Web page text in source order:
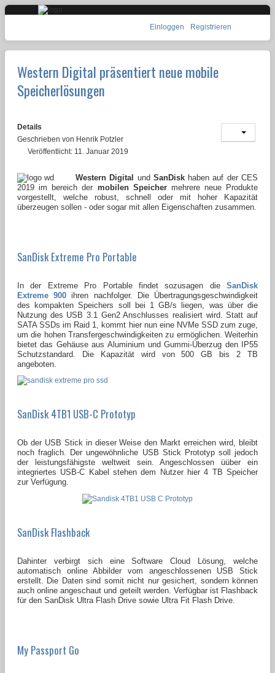
Einloggen Registrieren
Western Digital präsentiert neue mobile
Speicherlösungen
Details
Geschrieben von Henrik Potzler
Veröffentlicht: 11. Januar 2019
Western Digital und SanDiskhaben auf der CES
2019 im bereich der mobilen Speichermehrere neue Produkte
vorgestellt, welche robust, schnell oder mit hoher Kapazität
überzeugen sollen - oder sogar mit allen Eigenschaften zusammen.
SanDisk Extreme Pro Portable
In der Extreme Pro Portable findet sozusagen die SanDisk
Extreme 900 ihren nachfolger. Die Übertragungsgeschwindigkeit
des kompakten Speichers soll bei 1 GB/s liegen, was über die
Nutzung des USB 3.1 Gen2 Anschlusses realisiert wird. Statt auf
SATA SSDs im Raid 1, kommt hier nun eine NVMe SSD zum zuge,
um die hohen Transfergeschwindigkeiten zu ermöglichen. Weiterhin
bietet das Gehäuse aus Aluminium und Gummi-Überzug den IP55
Schutzstandard. Die Kapazität wird von 500 GB bis 2 TB
angeboten.
SanDisk 4TB1 USB-C Prototyp
Ob der USB Stick in dieser Weise den Markt erreichen wird, bleibt
noch fraglich. Der ungewöhnliche USB Stick Prototyp soll jedoch
der leistungsfähigste weltweit sein. Angeschlossen üüber ein
integriertes USB-C Kabel stehen dem Nutzer hier 4 TB Speicher
zur Verfügung.
SanDisk Flashback
Dahinter verbirgt sich eine Software Cloud Lösung, welche
automatisch online Abbilder vom angeschlossenen USB Stick
erstellt. Die Daten sind somit nicht nur gesichert, sondern können
auch online angeschaut und geteilt werden. Verfügbar ist Flashback
für den SanDisk Ultra Flash Drive sowie Ultra Fit Flash Drive.
My Passport Go